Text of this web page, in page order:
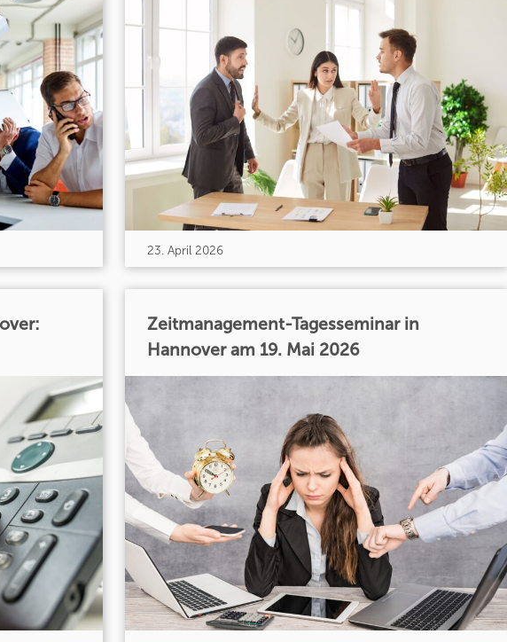
23. April 2026
Zeitmanagement-Tagesseminar in
Hannover am 19. Mai 2026